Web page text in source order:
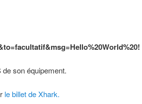
son équipement.
le billet de Xhark.